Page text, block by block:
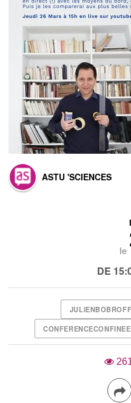
ASTU 'SCIENCES
le
DE
JULIENBOBROFF
CONFERENCECONFINEE